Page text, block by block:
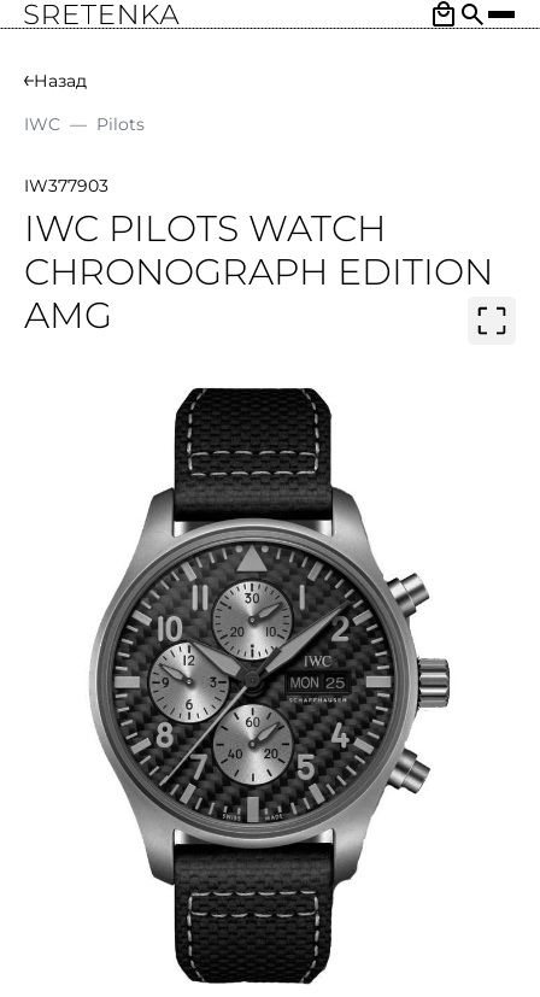
Назад
IWC — Pilots
IW377903
IWC PILOTS WATCH
CHRONOGRAPH EDITION
AMG